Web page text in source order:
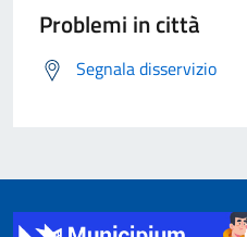
Problemi in città
Segnala disservizio